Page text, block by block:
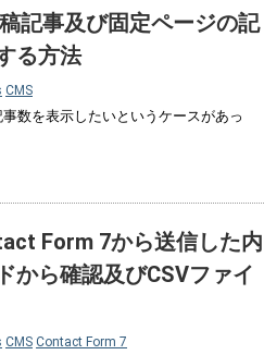
記事及び固定ページの記
る方法
CMS
数を表示したいというケースがあっ
Form 7から送信した内
から確認及びCSVファイ
CMS Contact Form 7